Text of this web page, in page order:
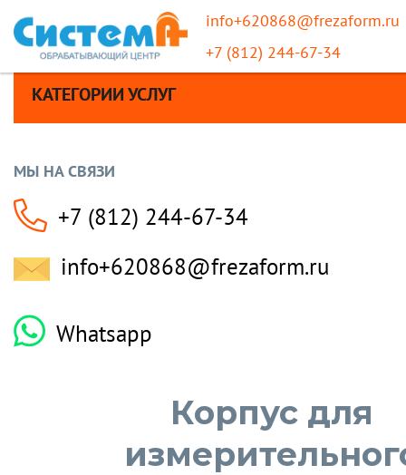
info+620868@frezaform.ru
+7 (812) 244-67-34
КАТЕГОРИИ УСЛУГ
МЫ НА СВЯЗИ
+7 (812) 244-67-34
info+620868@frezaform.ru
Whatsapp
Корпус для